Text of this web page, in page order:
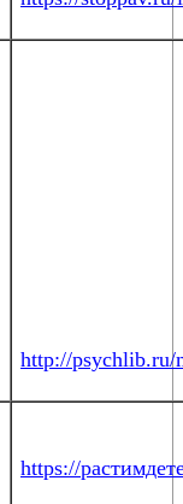
http://psychlib.ru/
https://